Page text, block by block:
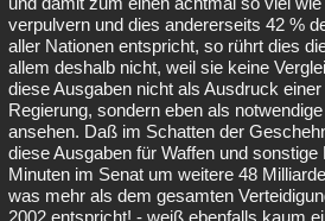
verpulvern und dies andererseits 42 %
aller Nationen entspricht, so rührt dies
allem deshalb nicht, weil sie keine
diese Ausgaben nicht als Ausdruck
Regierung, sondern eben als
ansehen. Daß im Schatten der
diese Ausgaben für Waffen und
Minuten im Senat um weitere 48
was mehr als dem gesamten
2002 entspricht! - weiß ebenfalls kaum